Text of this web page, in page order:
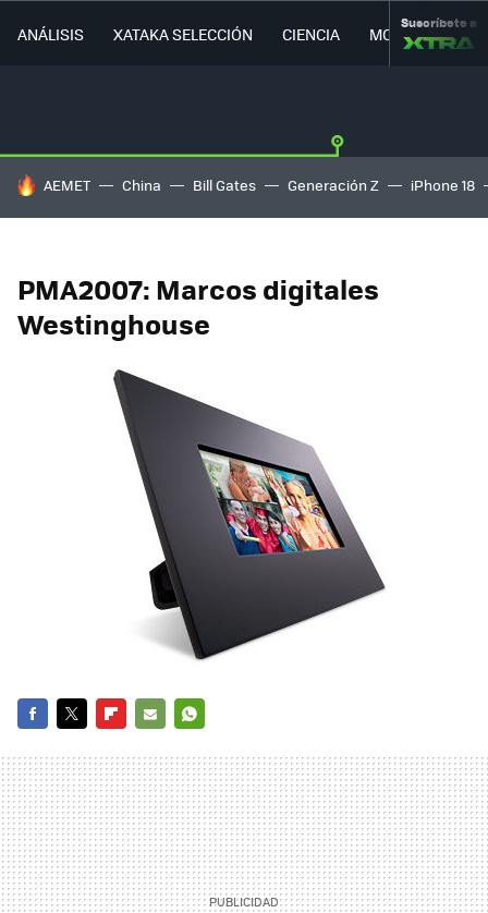
ANÁLISIS XATAKA SELECCIÓN CIENCIA MOVILIDAD
Suscríbete a
HOY SE HABLA DE
AEMET China Bill Gates Generación Z iPhone 18
PMA2007: Marcos digitales
Westinghouse
MAIL